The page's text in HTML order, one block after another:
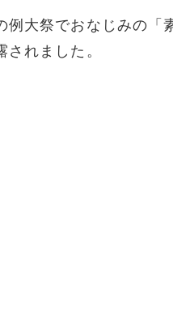
大祭でおなじみの「
れました。